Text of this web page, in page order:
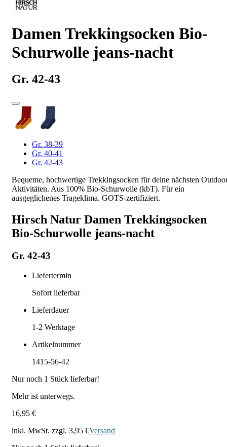
Damen Trekkingsocken Bio-
Schurwolle jeans-nacht
Gr. 42-43
Gr. 38-39
Gr. 40-41
Gr. 42-43
Bequeme, hochwertige Trekkingsocken für deine nächsten
Aktivitäten. Aus 100% Bio-Schurwolle (kbT). Für ein
ausgeglichenes Trageklima. GOTS-zertifiziert.
Hirsch Natur Damen Trekkingsocken
Bio-Schurwolle jeans-nacht
Gr. 42-43
Liefertermin
Sofort lieferbar
Lieferdauer
1-2 Werktage
Artikelnummer
1415-56-42
Nur noch 1 Stück lieferbar!
Mehr ist unterwegs.
16,95 €
inkl. MwSt. zzgl. 3,95 €Versand